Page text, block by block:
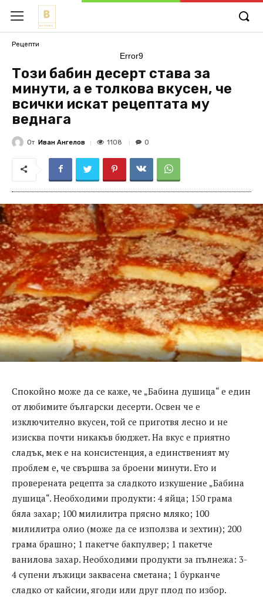
Рецепти
Error9
Този бабин десерт става за
минути, а е толкова вкусен, че
всички искат рецептата му
веднага
От Иван Ангелов 1108 0
Спокойно може да се каже, че „Бабина душица“ е един
от любимите български десерти. Освен че е
изключително вкусен, той се приготвя лесно и не
изисква почти никакъв бюджет. На вкус е приятно
сладък, мек е на консистенция, а единственият му
проблем е, че свършва за броени минути. Ето и
проверената рецепта за сладкото изкушение „Бабина
душица“. Необходими продукти: 4 яйца; 150 грама
бяла захар; 100 милилитра прясно мляко; 100
милилитра олио (може да се използва и зехтин); 200
грама брашно; 1 пакетче бакпулвер; 1 пакетче
ванилова захар. Необходими продукти за пълнежа: 3-
4 супени лъжици заквасена сметана; 1 бурканче
сладко от кайсии, ягоди или друг плод по избор.